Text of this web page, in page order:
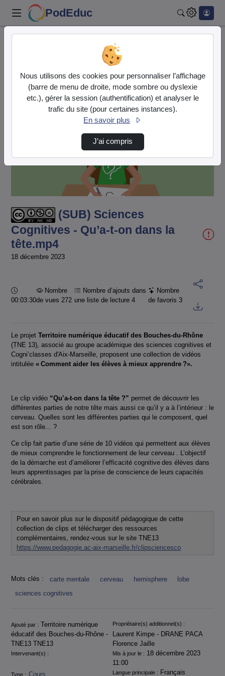
PodEduc
(SUB) Sciences Cognitives - Qu’a-t-on dans l…
Lire
la
vidéo
(SUB) Sciences
Cognitives - Qu’a-t-on dans la
tête.mp4
18 décembre 2023
Durée :
00:03:30
Nombre
de vues 272
Nombre d’ajouts dans
une liste de lecture 4
Nombre
de favoris3
Le projet Territoire numérique éducatif des Bouches-du-Rhône
(TNE 13), associé au groupe académique des sciences cognitives et
Cogni’classes d'Aix-Marseille, proposent une collection de vidéos
intitulée « Comment aider les élèves à mieux apprendre ?».
Le clip vidéo “Qu’a-t-on dans la tête ?” permet de découvrir les
différentes parties de notre tête mais aussi ce qu’il y a à l’intérieur : le
cerveau. Quelles sont les différentes parties qui le composent, quel
est son rôle... ?
Ce clip fait partie d’une série de 10 vidéos qui permettent aux élèves
de mieux comprendre le fonctionnement de leur cerveau . L’objectif
de la démarche est d’améliorer l’efficacité cognitive des élèves dans
leurs apprentissages par la prise de conscience de leurs capacités
cérébrales.
Pour en savoir plus sur le dispositif pédagogique de cette
collection de clips et télécharger des ressources
complémentaires, rendez-vous sur le site TNE13
https://www.pedagogie.ac-aix-marseille.fr/clipsciencesco
Mots clés : carte mentale cerveau hemisphere
lobe
sciences cognitives
Informations
Ajouté par : Territoire numérique
éducatif des Bouches-du-Rhône -
TNE13 TNE13
Propriétaire(s) additionnel(s) :
Laurent Kimpe - DRANE PACA
Florence Jaille
Intervenant(s) : Mis à jour le : 18 décembre 2023
11:00
Type : Cours Langue principale : Français
Nous utilisons des cookies pour personnaliser l’affichage
(barre de menu de droite, mode sombre ou dyslexie
etc.), gérer la session (authentification) et analyser le
trafic du site (pour certaines instances).
En savoir plus
J’ai compris